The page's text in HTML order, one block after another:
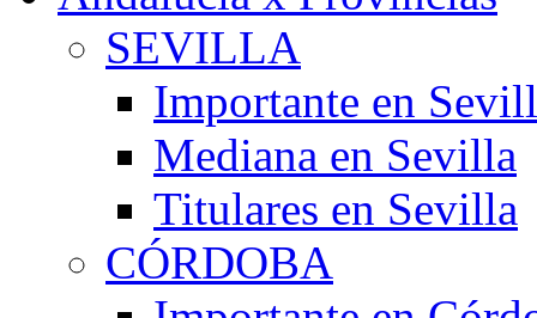
SEVILLA
Importante en
Mediana en Sevilla
Titulares en Sevilla
CÓRDOBA